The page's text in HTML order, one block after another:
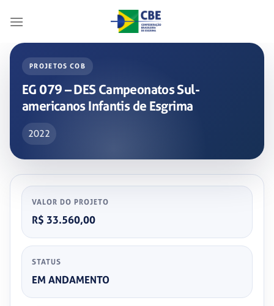
PROJETOS COB
EG 079 – DES Campeonatos Sul-
americanos Infantis de Esgrima
2022
VALOR DO PROJETO
R$ 33.560,00
STATUS
EM ANDAMENTO